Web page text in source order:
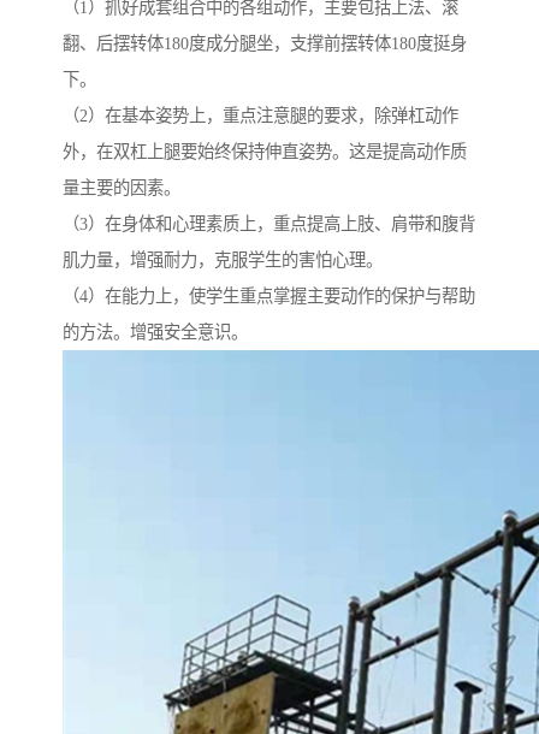
（1）抓好成套组合中的各组动作，主要包括上法、滚
翻、后摆转体180度成分腿坐，支撑前摆转体180度挺身
下。
（2）在基本姿势上，重点注意腿的要求，除弹杠动作
外，在双杠上腿要始终保持伸直姿势。这是提高动作质
量主要的因素。
（3）在身体和心理素质上，重点提高上肢、肩带和腹背
肌力量，增强耐力，克服学生的害怕心理。
（4）在能力上，使学生重点掌握主要动作的保护与帮助
的方法。增强安全意识。